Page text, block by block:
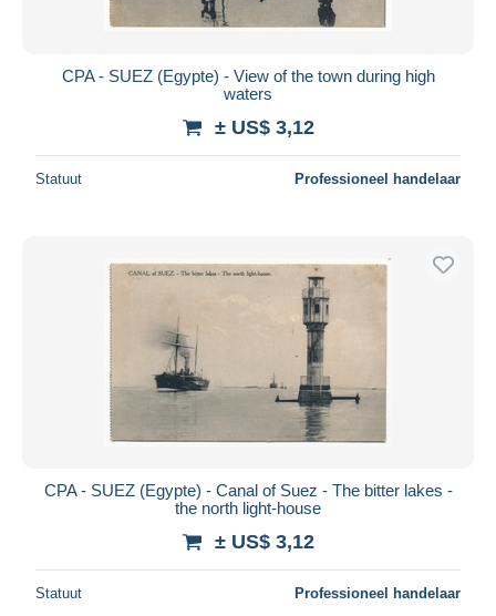
CPA - SUEZ (Egypte) - View of the town during high
waters
± US$ 3,12
Statuut Professioneel handelaar
CPA - SUEZ (Egypte) - Canal of Suez - The bitter lakes -
the north light-house
± US$ 3,12
Statuut Professioneel handelaar